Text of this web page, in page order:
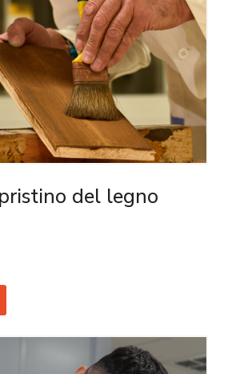
del legno